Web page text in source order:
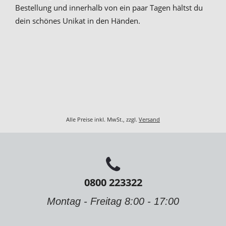
Bestellung und innerhalb von ein paar Tagen hältst du
dein schönes Unikat in den Händen.
Alle Preise inkl. MwSt., zzgl. Versand
0800 223322
Montag - Freitag 8:00 - 17:00